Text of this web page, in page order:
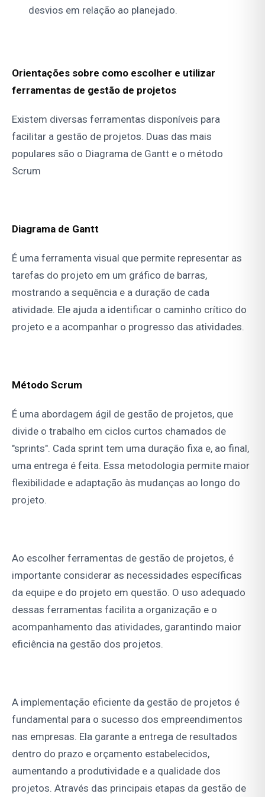
desvios em relação ao planejado.
Orientações sobre como escolher e utilizar
ferramentas de gestão de projetos
Existem diversas ferramentas disponíveis para
facilitar a gestão de projetos. Duas das mais
populares são o Diagrama de Gantt e o método
Scrum
Diagrama de Gantt
É uma ferramenta visual que permite representar as
tarefas do projeto em um gráfico de barras,
mostrando a sequência e a duração de cada
atividade. Ele ajuda a identificar o caminho crítico do
projeto e a acompanhar o progresso das atividades.
Método Scrum
É uma abordagem ágil de gestão de projetos, que
divide o trabalho em ciclos curtos chamados de
"sprints". Cada sprint tem uma duração fixa e, ao final,
uma entrega é feita. Essa metodologia permite maior
flexibilidade e adaptação às mudanças ao longo do
projeto.
Ao escolher ferramentas de gestão de projetos, é
importante considerar as necessidades específicas
da equipe e do projeto em questão. O uso adequado
dessas ferramentas facilita a organização e o
acompanhamento das atividades, garantindo maior
eficiência na gestão dos projetos.
A implementação eficiente da gestão de projetos é
fundamental para o sucesso dos empreendimentos
nas empresas. Ela garante a entrega de resultados
dentro do prazo e orçamento estabelecidos,
aumentando a produtividade e a qualidade dos
projetos. Através das principais etapas da gestão de